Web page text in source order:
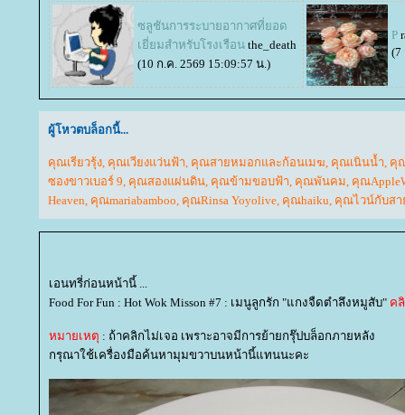
ซลูชันการระบายอากาศที่ยอด
เยี่ยมสำหรับโรงเรือน the_death
(10 ก.ค. 2569 15:09:57 น.)
P
(7
ผู้โหวตบล็อกนี้...
คุณเรียวรุ้ง, คุณเวียงแว่นฟ้า, คุณสายหมอกและก้อนเมฆ, คุณเนินน้ำ, คุ
ซองขาวเบอร์ 9, คุณสองแผ่นดิน, คุณข้ามขอบฟ้า, คุณพันคม, คุณ
Heaven, คุณmariabamboo, คุณRinsa Yoyolive, คุณhaiku, คุณไวน์กับสา
เอนทรี่ก่อนหน้านี้ ...
Food For Fun : Hot Wok Misson #7 : เมนูลูกรัก "แกงจืดตำลึงหมูสับ" ค
หมายเหตุ : ถ้าคลิกไม่เจอ เพราะอาจมีการย้ายกรุ๊ปบล็อกภายหลัง
กรุณาใช้เครื่องมือค้นหามุมขวาบนหน้านี้แทนนะคะ